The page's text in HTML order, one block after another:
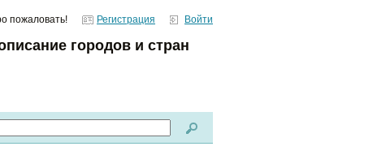
пожаловать! Регистрация Войти
городов и стран